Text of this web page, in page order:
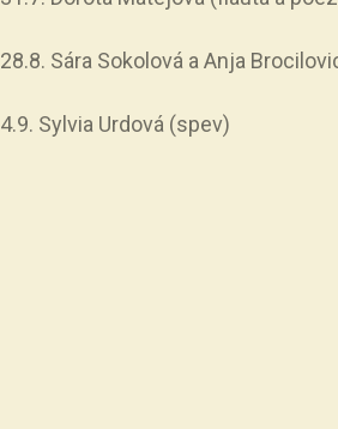
28.8. Sára Sokolová a Anja
4.9. Sylvia Urdová (spev)